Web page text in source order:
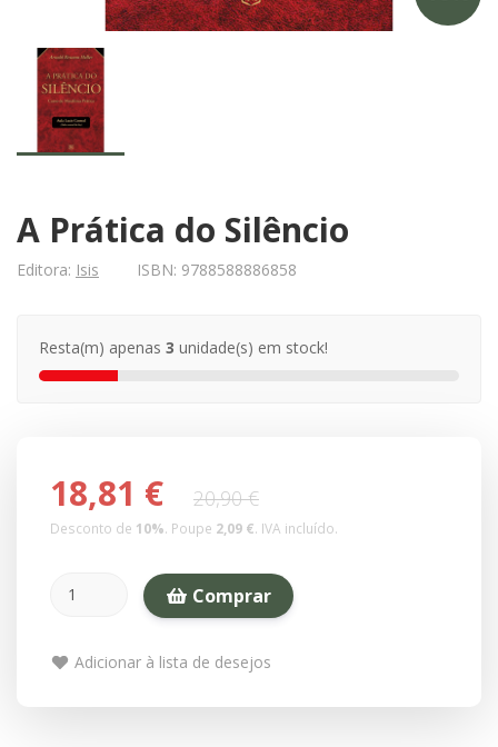
A Prática do Silêncio
Editora: Isis ISBN: 9788588886858
Resta(m) apenas 3 unidade(s) em stock!
18,81 € 20,90 €
Desconto de 10%. Poupe 2,09 €. IVA incluído.
Comprar
Adicionar à lista de desejos